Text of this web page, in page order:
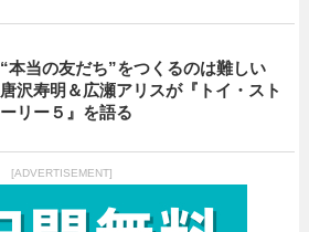
“本当の友だち”をつくるのは難しい
唐沢寿明＆広瀬アリスが『トイ・スト
ーリー５』を語る
[ADVERTISEMENT]